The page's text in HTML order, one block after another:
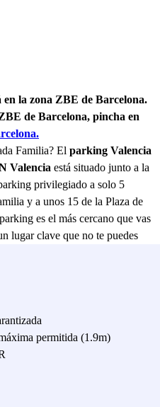
la zona ZBE de Barcelona.
de Barcelona, pincha en
Familia? El parking Valencia
Valencia está situado junto a la
privilegiado a solo 5
y a unos 15 de la Plaza de
es el más cercano que vas
lugar clave que no te puedes
y donde disfrutarás de las
te puedes al aparcar en este
también se encuentra
de la Sagrada Familia.
lugares muy interesantes para
NN Valencia. Y por si
permitida (1.9m)